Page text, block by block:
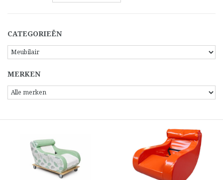
CATEGORIEËN
MERKEN